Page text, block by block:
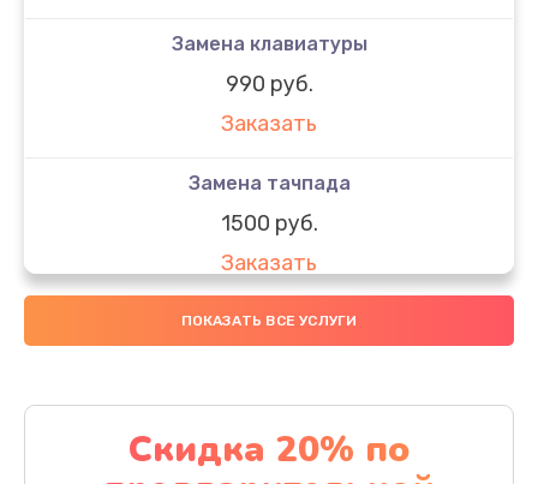
Замена клавиатуры
990 руб.
Заказать
Замена тачпада
1500 руб.
Заказать
Замена южного моста
Заказать
Чистка от пыли
ПОКАЗАТЬ ВСЕ УСЛУГИ
Скидка 20% по